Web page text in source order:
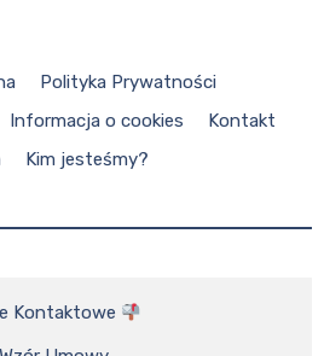
Polityka Prywatności
Informacja o cookies
Kontakt
Kim jesteśmy?
Kontaktowe